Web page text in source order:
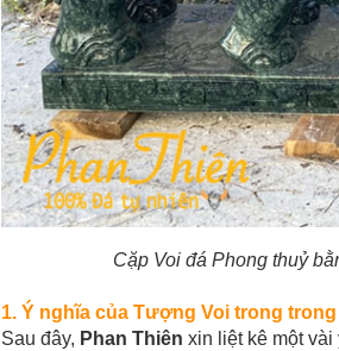
Cặp Voi đá Phong thuỷ
1. Ý nghĩa của Tượng Voi trong
Sau đây, Phan Thiên xin liệt kê một